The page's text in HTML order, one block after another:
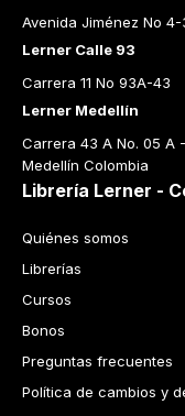
Avenida Jiménez No 4-
Lerner Calle 93
Carrera 11 No 93A-43
Lerner Medellín
Carrera 43 A No. 05 A
Medellín Colombia
Librería Lerner -
Quiénes somos
Librerías
Cursos
Bonos
Preguntas frecuentes
Política de cambios y